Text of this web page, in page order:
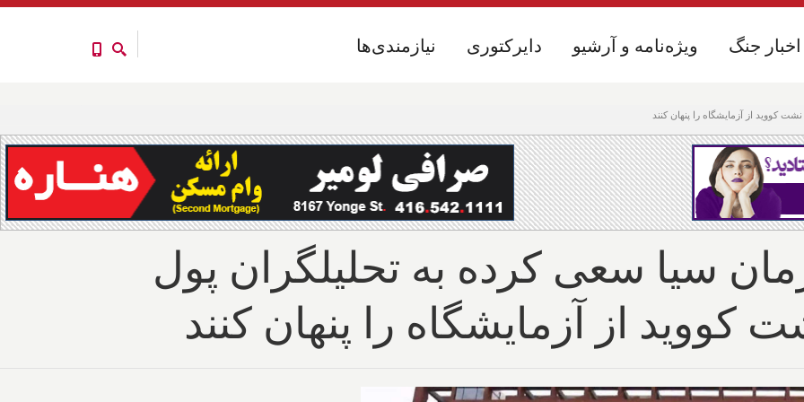
کووید از آزمایشگاه را پنهان کنند
نیازمندی‌ها دایرکتوری ویژه‌نامه و آرشیو اخبار جنگ نیازمندی‌ها دایرکتوری ویژه‌نامه و آرشیو اخبار جنگ
سیا سعی کرده به تحلیلگران پول
کووید از آزمایشگاه را پنهان کنند